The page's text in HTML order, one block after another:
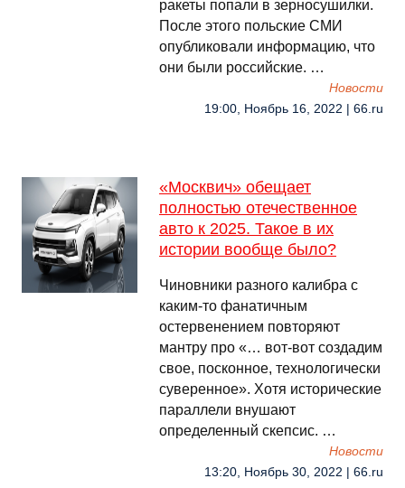
ракеты попали в зерносушилки.
После этого польские СМИ
опубликовали информацию, что
они были российские. …
Новости
19:00, Ноябрь 16, 2022 | 66.ru
«Москвич» обещает
полностью отечественное
авто к 2025. Такое в их
истории вообще было?
Чиновники разного калибра с
каким-то фанатичным
остервенением повторяют
мантру про «… вот-вот создадим
свое, посконное, технологически
суверенное». Хотя исторические
параллели внушают
определенный скепсис. …
Новости
13:20, Ноябрь 30, 2022 | 66.ru